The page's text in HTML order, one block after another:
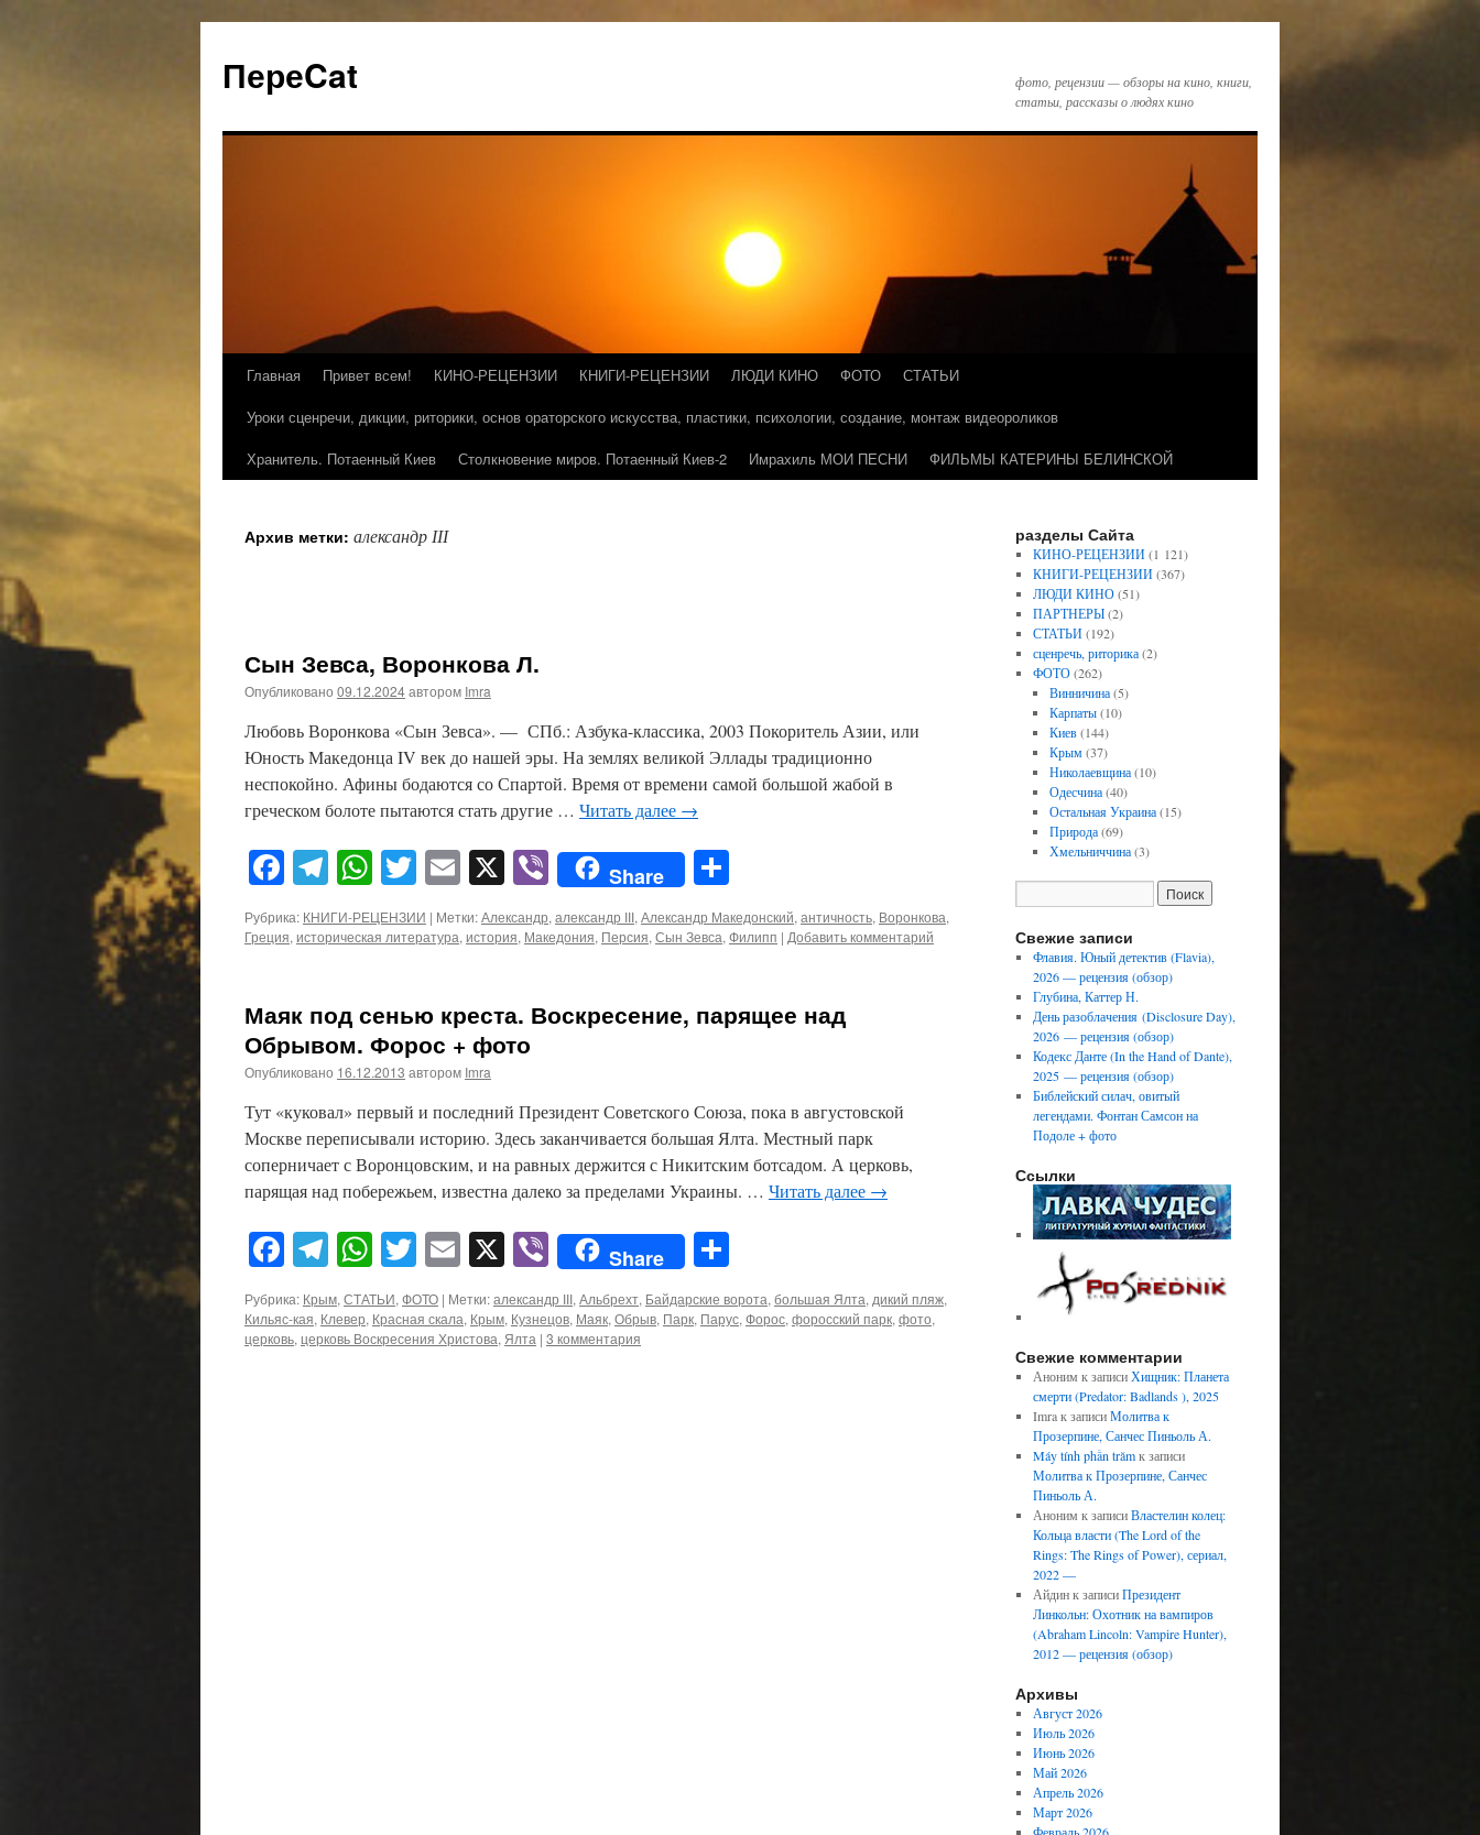
ПереCat
фото, рецензии — обзоры на кино, книги,
статьи, рассказы о людях кино
Главная Привет всем! КИНО-РЕЦЕНЗИИ КНИГИ-РЕЦЕНЗИИ ЛЮДИ КИНО ФОТО
СТАТЬИ
Уроки сценречи, дикции, риторики, основ ораторского искусства, пластики, психологии, создание, монтаж видеороликов
Хранитель. Потаенный Киев
Столкновение миров. Потаенный Киев-2 Имрахиль МОИ ПЕСНИ ФИЛЬМЫ КАТЕРИНЫ БЕЛИНСКОЙ
Архив метки: александр ІІІ
Сын Зевса, Воронкова Л.
Опубликовано 09.12.2024автором Imra
Любовь Воронкова «Сын Зевса». — СПб.: Азбука-классика, 2003 Покоритель Азии, или
Юность Македонца IV век до нашей эры. На землях великой Эллады традиционно
неспокойно. Афины бодаются со Спартой. Время от времени самой большой жабой в
греческом болоте пытаются стать другие … Читать далее →
Facebook
Telegram
WhatsApp
Twitter
Email
X ViberShare
Рубрика: КНИГИ-РЕЦЕНЗИИ | Метки:Александр,александр ІІІ,Александр Македонский,античность, Воронкова,
Греция,историческая литература,история, Македония, Персия,Сын Зевса,Филипп | Добавить комментарий
Маяк под сенью креста. Воскресение, парящее над
Обрывом. Форос + фото
Опубликовано 16.12.2013 автором Imra
Тут «куковал» первый и последний Президент Советского Союза, пока в августовской
Москве переписывали историю. Здесь заканчивается большая Ялта. Местный парк
соперничает с Воронцовским, и на равных держится с Никитским ботсадом. А церковь,
парящая над побережьем, известна далеко за пределами Украины. … Читать далее →
Facebook
Telegram
WhatsApp
Twitter
Email
X ViberShare
Рубрика: Крым, СТАТЬИ, ФОТО | Метки:александр ІІІ, Альбрехт, Байдарские ворота, большая Ялта, дикий пляж,
Кильяс-кая, Клевер, Красная скала, Крым, Кузнецов, Маяк, Обрыв, Парк, Парус, Форос, форосский парк, фото,
церковь, церковь Воскресения Христова, Ялта | 3 комментария
разделы Сайта
КИНО-РЕЦЕНЗИИ(1 121)
КНИГИ-РЕЦЕНЗИИ(367)
ЛЮДИ КИНО(51)
ПАРТНЕРЫ(2)
СТАТЬИ(192)
сценречь, риторика(2)
ФОТО(262)
Винничина(5)
Карпаты(10)
Киев(144)
Крым(37)
Николаевщина(10)
Одесчина(40)
Остальная Украина(15)
Природа(69)
Хмельниччина(3)
Свежие записи
Флавия. Юный детектив (Flavia),
2026 — рецензия (обзор)
Глубина, Каттер Н.
День разоблачения (Disclosure Day),
2026 — рецензия (обзор)
Кодекс Данте (In the Hand of Dante),
2025 — рецензия (обзор)
Библейский силач, овитый
легендами. Фонтан Самсон на
Подоле + фото
Ссылки
Свежие комментарии
Аноним к записиХищник: Планета
смерти (Predator: Badlands ), 2025
Imraк записиМолитва к
Прозерпине, Санчес Пиньоль А.
Máy tính phần trămк записи
Молитва к Прозерпине, Санчес
Пиньоль А.
Аноним к записиВластелин колец:
Кольца власти (The Lord of the
Rings: The Rings of Power), сериал,
2022 —
Айдинк записиПрезидент
Линкольн: Охотник на вампиров
(Abraham Lincoln: Vampire Hunter),
2012 — рецензия (обзор)
Архивы
Август 2026
Июль 2026
Июнь 2026
Май 2026
Апрель 2026
Март 2026
Февраль 2026